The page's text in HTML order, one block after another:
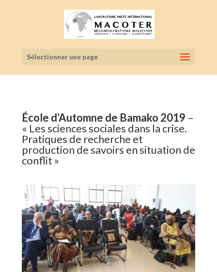
Sélectionner une page
École d’Automne de Bamako 2019 –
« Les sciences sociales dans la crise.
Pratiques de recherche et
production de savoirs en situation de
conflit »